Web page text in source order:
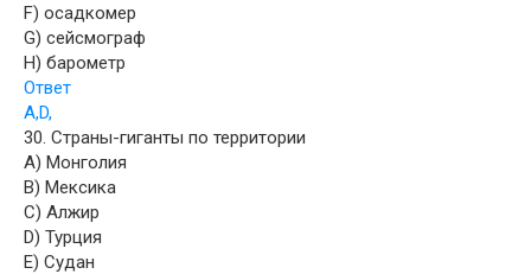
F) осадкомер
G) сейсмограф
H) барометр
Ответ
A,D,
30. Страны-гиганты по территории
A) Монголия
B) Мексика
C) Алжир
D) Турция
E) Судан